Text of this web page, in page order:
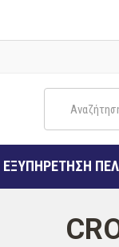
ΕΞΥΠΗΡΕΤΗΣΗ